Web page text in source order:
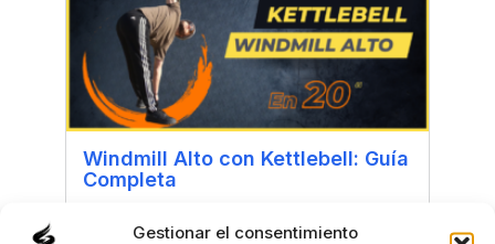
Gestionar el consentimiento
Windmill Alto con Kettlebell: Guía
Completa